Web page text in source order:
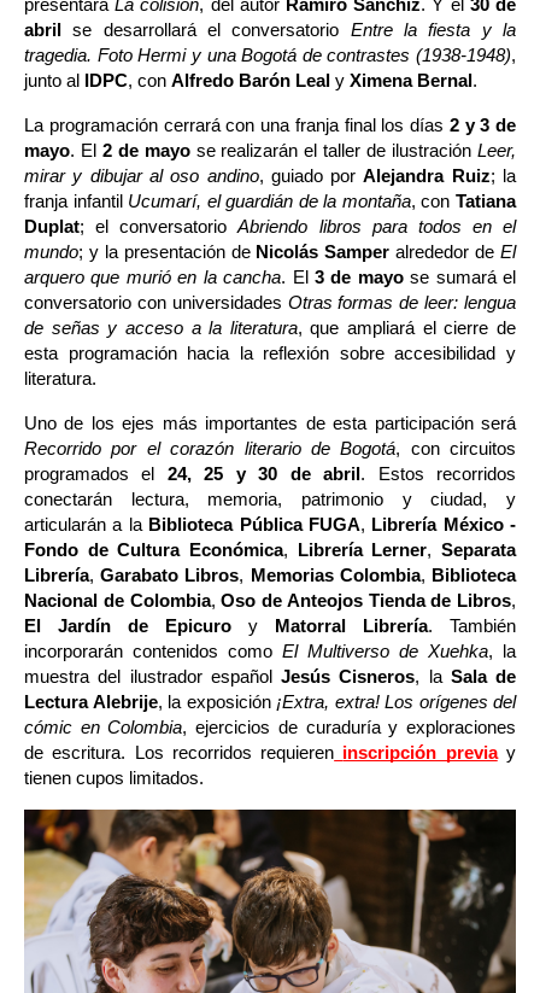
presentará La colisión, del autor Ramiro Sanchiz. Y el 30 de
abril
se desarrollará el conversatorio Entre la fiesta y la
tragedia. Foto Hermi y una Bogotá de contrastes (1938-1948),
junto al
IDPC, con Alfredo Barón Leal y Ximena Bernal .
La programación cerrará con una franja final los días 2 y 3 de
mayo. El 2 de mayo se realizarán el taller de ilustración Leer,
mirar y dibujar al oso andino, guiado por Alejandra Ruiz; la
franja infantil Ucumarí, el guardián de la montaña, con Tatiana
Duplat; el conversatorio Abriendo libros para todos en el
mundo; y la presentación de Nicolás Samper alrededor de El
arquero que murió en la cancha. El 3 de mayo se sumará el
conversatorio con universidades Otras formas de leer: lengua
de señas y acceso a la literatura, que ampliará el cierre de
esta programación hacia la reflexión sobre accesibilidad y
literatura.
Uno de los ejes más importantes de esta participación será
Recorrido por el corazón literario de Bogotá, con circuitos
programados el 24, 25 y 30 de abril . Estos recorridos
conectarán lectura, memoria, patrimonio y ciudad, y
articularán a la Biblioteca Pública FUGA, Librería México -
Fondo de Cultura Económica, Librería Lerner, Separata
Librería, Garabato Libros, Memorias Colombia, Biblioteca
Nacional de Colombia, Oso de Anteojos Tienda de Libros
El Jardín de Epicuro y Matorral Librería. También
incorporarán contenidos como El Multiverso de Xuehka, la
muestra del ilustrador español Jesús Cisneros, la Sala de
Lectura Alebrije, la exposición ¡Extra, extra! Los orígenes del
cómic en Colombia, ejercicios de curaduría y exploraciones
de escritura. Los recorridos requieren inscripción previa y
tienen cupos limitados.